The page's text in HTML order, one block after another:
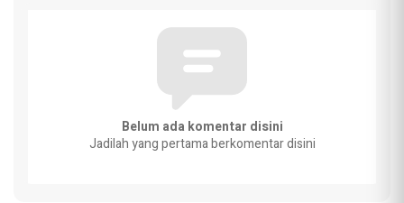
Belum ada komentar disini
Jadilah yang pertama berkomentar disini